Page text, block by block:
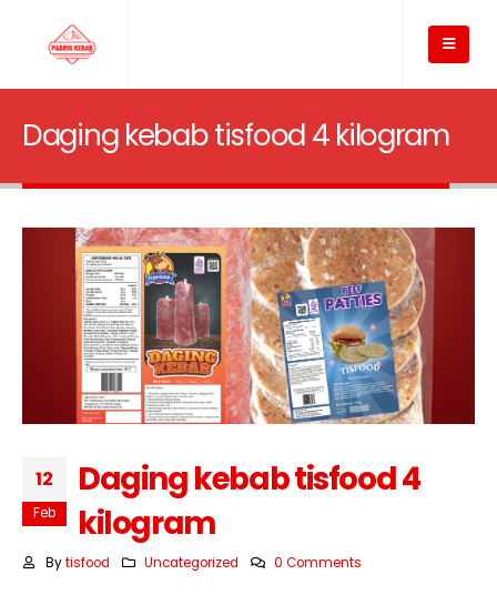
Daging kebab tisfood 4 kilogram
12
Feb
Daging kebab tisfood 4
kilogram
By tisfood Uncategorized 0 Comments